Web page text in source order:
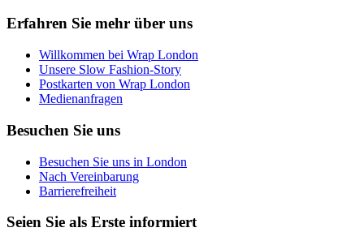
Erfahren Sie mehr über uns
Willkommen bei Wrap London
Unsere Slow Fashion-Story
Postkarten von Wrap London
Medienanfragen
Besuchen Sie uns
Besuchen Sie uns in London
Nach Vereinbarung
Barrierefreiheit
Seien Sie als Erste informiert